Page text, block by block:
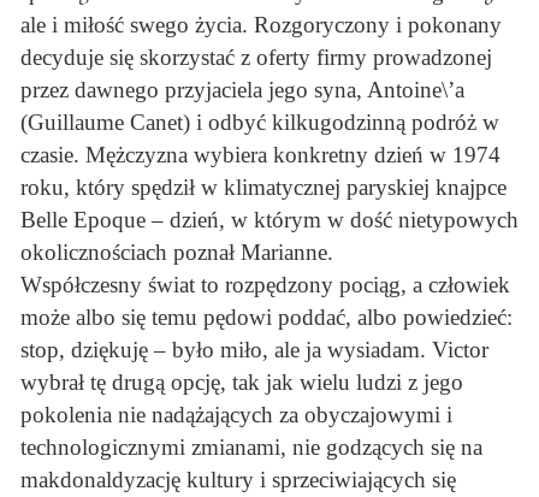
ale i miłość swego życia. Rozgoryczony i pokonany
decyduje się skorzystać z oferty firmy prowadzonej
przez dawnego przyjaciela jego syna, Antoine\’a
(Guillaume Canet) i odbyć kilkugodzinną podróż w
czasie. Mężczyzna wybiera konkretny dzień w 1974
roku, który spędził w klimatycznej paryskiej knajpce
Belle Epoque – dzień, w którym w dość nietypowych
okolicznościach poznał Marianne.
Współczesny świat to rozpędzony pociąg, a człowiek
może albo się temu pędowi poddać, albo powiedzieć:
stop, dziękuję – było miło, ale ja wysiadam. Victor
wybrał tę drugą opcję, tak jak wielu ludzi z jego
pokolenia nie nadążających za obyczajowymi i
technologicznymi zmianami, nie godzących się na
makdonaldyzację kultury i sprzeciwiających się